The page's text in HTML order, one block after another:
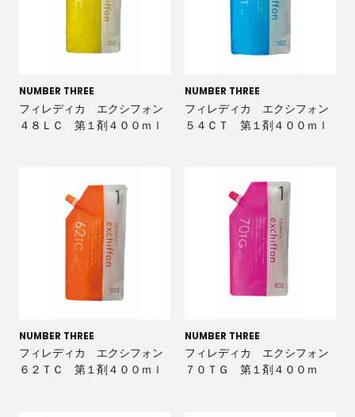
NUMBER THREE
フィレディカ エクシフォン
４８ＬＣ 第１剤４００ｍｌ
NUMBER THREE
フィレディカ エクシフォン
５４ＣＴ 第１剤４００ｍｌ
NUMBER THREE
フィレディカ エクシフォン
６２ＴＣ 第１剤４００ｍｌ
NUMBER THREE
フィレディカ エクシフォン
７０ＴＧ 第１剤４００ｍ